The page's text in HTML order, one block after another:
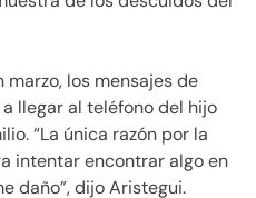
marzo, los mensajes de
llegar al teléfono del hijo
“La única razón por la
intentar encontrar algo en
daño”, dijo Aristegui.